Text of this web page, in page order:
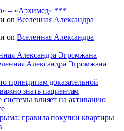
– «Архимед» ***
on Вселенная Александра
on Вселенная Александра
Александра Эгромжана
Александра Эгромжана
принципам доказательной
знать пациентам
системы влияет на активацию
правила покупки квартиры